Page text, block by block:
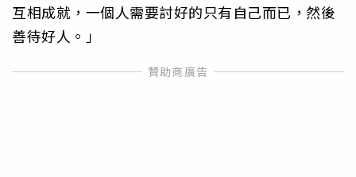
互相成就，一個人需要討好的只有自己而已，然後
善待好人。」